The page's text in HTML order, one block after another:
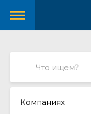
Компаниях